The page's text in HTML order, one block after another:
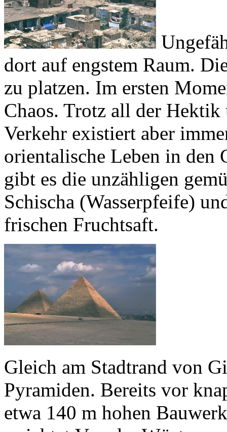
dort auf engstem Raum.
zu platzen. Im ersten
Chaos. Trotz all der Hektik
Verkehr existiert aber
orientalische Leben in den
gibt es die unzähligen
Schischa (Wasserpfeife)
frischen Fruchtsaft.
Gleich am Stadtrand von
Pyramiden. Bereits vor
etwa 140 m hohen